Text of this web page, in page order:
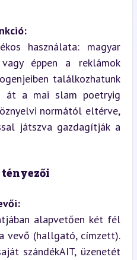
használata: magyar
éppen a reklámok
találkozhatunk
át a mai slam poetryig
normától eltérve,
játszva gazdagítják a
alapvetően két fél
vevő (hallgató, címzett).
szándékAIT, üzenetét